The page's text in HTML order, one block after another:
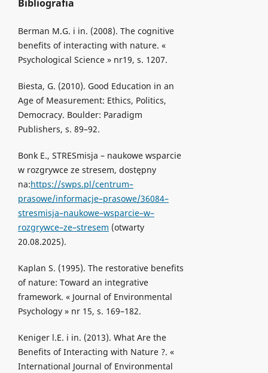
Bibliografia
Berman M.G. i in. (2008). The cognitive
benefits of interacting with nature. «
Psychological Science » nr19, s. 1207.
Biesta, G. (2010). Good Education in an
Age of Measurement: Ethics, Politics,
Democracy. Boulder: Paradigm
Publishers, s. 89–92.
Bonk E., STRESmisja – naukowe wsparcie
w rozgrywce ze stresem, dostępny
na:https://swps.pl/centrum–
prasowe/informacje–prasowe/36084–
stresmisja–naukowe–wsparcie–w–
rozgrywce–ze–stresem (otwarty
20.08.2025).
Kaplan S. (1995). The restorative benefits
of nature: Toward an integrative
framework. « Journal of Environmental
Psychology » nr 15, s. 169–182.
Keniger l.E. i in. (2013). What Are the
Benefits of Interacting with Nature ?. «
International Journal of Environmental